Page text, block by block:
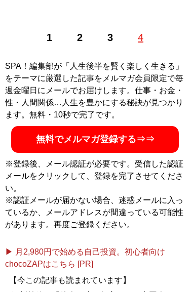
1 2 3 4
SPA！編集部が「人生後半を賢く楽しく生きる」
をテーマに厳選した記事をメルマガ会員限定で毎
週金曜日にメールでお届けします。仕事・お金・
性・人間関係…人生を豊かにする秘訣が見つかり
ます。無料・10秒で完了です。
無料でメルマガ登録する⇒⇒
※登録後、メール認証が必要です。受信した認証
メールをクリックして、登録を完了させてくださ
い。
※認証メールが届かない場合、迷惑メールに入っ
ているか、メールアドレスが間違っている可能性
があります。再度ご登録ください。
▶ 月2,980円で始める自己投資。初心者向け
chocoZAPはこちら [PR]
【今この記事も読まれています】